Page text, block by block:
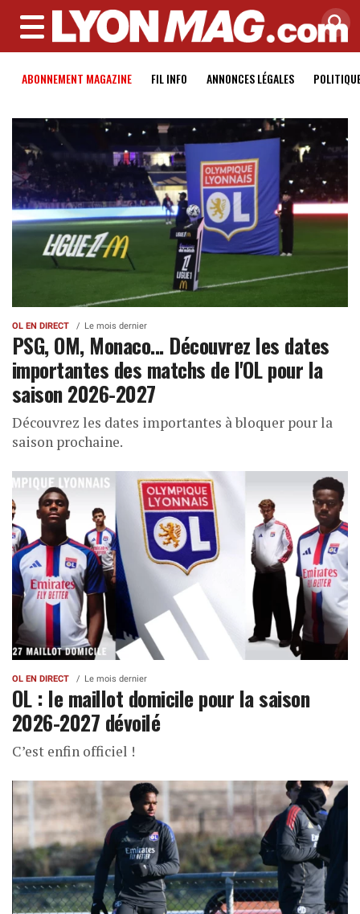
MENU
ABONNEMENT MAGAZINE FIL INFO ANNONCES LÉGALES
OL EN DIRECT Le mois dernier
PSG, OM, Monaco... Découvrez les dates
importantes des matchs de l'OL pour la
saison 2026-2027
Découvrez les dates importantes à bloquer pour la
saison prochaine.
OL EN DIRECT Le mois dernier
OL : le maillot domicile pour la saison
2026-2027 dévoilé
C’est enfin officiel !